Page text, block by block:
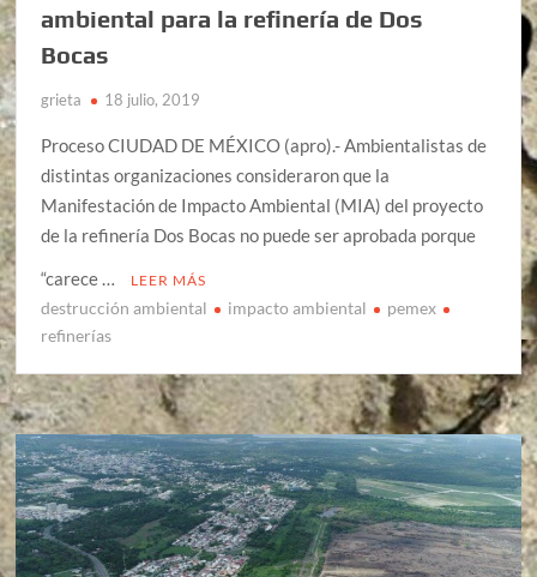
ambiental para la refinería de Dos
Bocas
grieta 18 julio, 2019
Proceso CIUDAD DE MÉXICO (apro).- Ambientalistas de
distintas organizaciones consideraron que la
Manifestación de Impacto Ambiental (MIA) del proyecto
de la refinería Dos Bocas no puede ser aprobada porque
“carece …
LEER MÁS
destrucción ambiental impacto ambiental
pemex
refinerías